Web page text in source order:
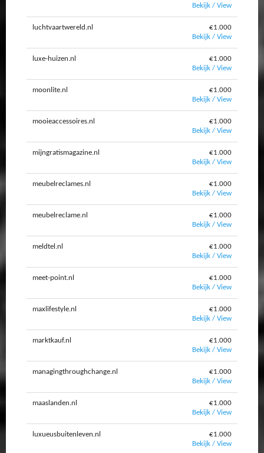
Bekijk / View
luchtvaartwereld.nl
€1.000
Bekijk / View
luxe-huizen.nl
€1.000
Bekijk / View
moonlite.nl
€1.000
Bekijk / View
mooieaccessoires.nl
€1.000
Bekijk / View
mijngratismagazine.nl
€1.000
Bekijk / View
meubelreclames.nl
€1.000
Bekijk / View
meubelreclame.nl
€1.000
Bekijk / View
meldtel.nl
€1.000
Bekijk / View
meet-point.nl
€1.000
Bekijk / View
maxlifestyle.nl
€1.000
Bekijk / View
marktkauf.nl
€1.000
Bekijk / View
managingthroughchange.nl
€1.000
Bekijk / View
maaslanden.nl
€1.000
Bekijk / View
luxueusbuitenleven.nl
€1.000
Bekijk / View